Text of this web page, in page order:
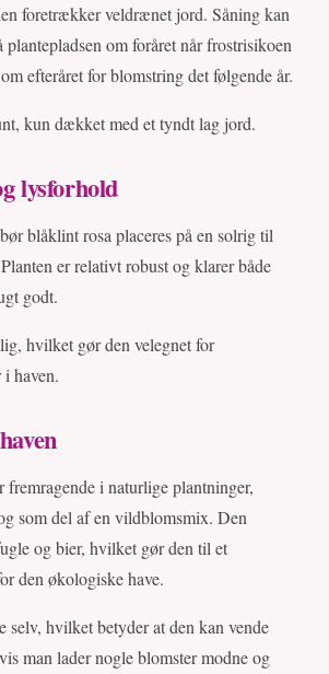
foretrækker veldrænet jord. Såning kan
plantepladsen om foråret når frostrisikoen
efteråret for blomstring det følgende år.
kun dækket med et tyndt lag jord.
lysforhold
blåklint rosa placeres på en solrig til
er relativt robust og klarer både
godt.
hvilket gør den velegnet for
i haven.
fremragende i naturlige plantninger,
som del af en vildblomsmix. Den
og bier, hvilket gør den til et
den økologiske have.
selv, hvilket betyder at den kan vende
man lader nogle blomster modne og